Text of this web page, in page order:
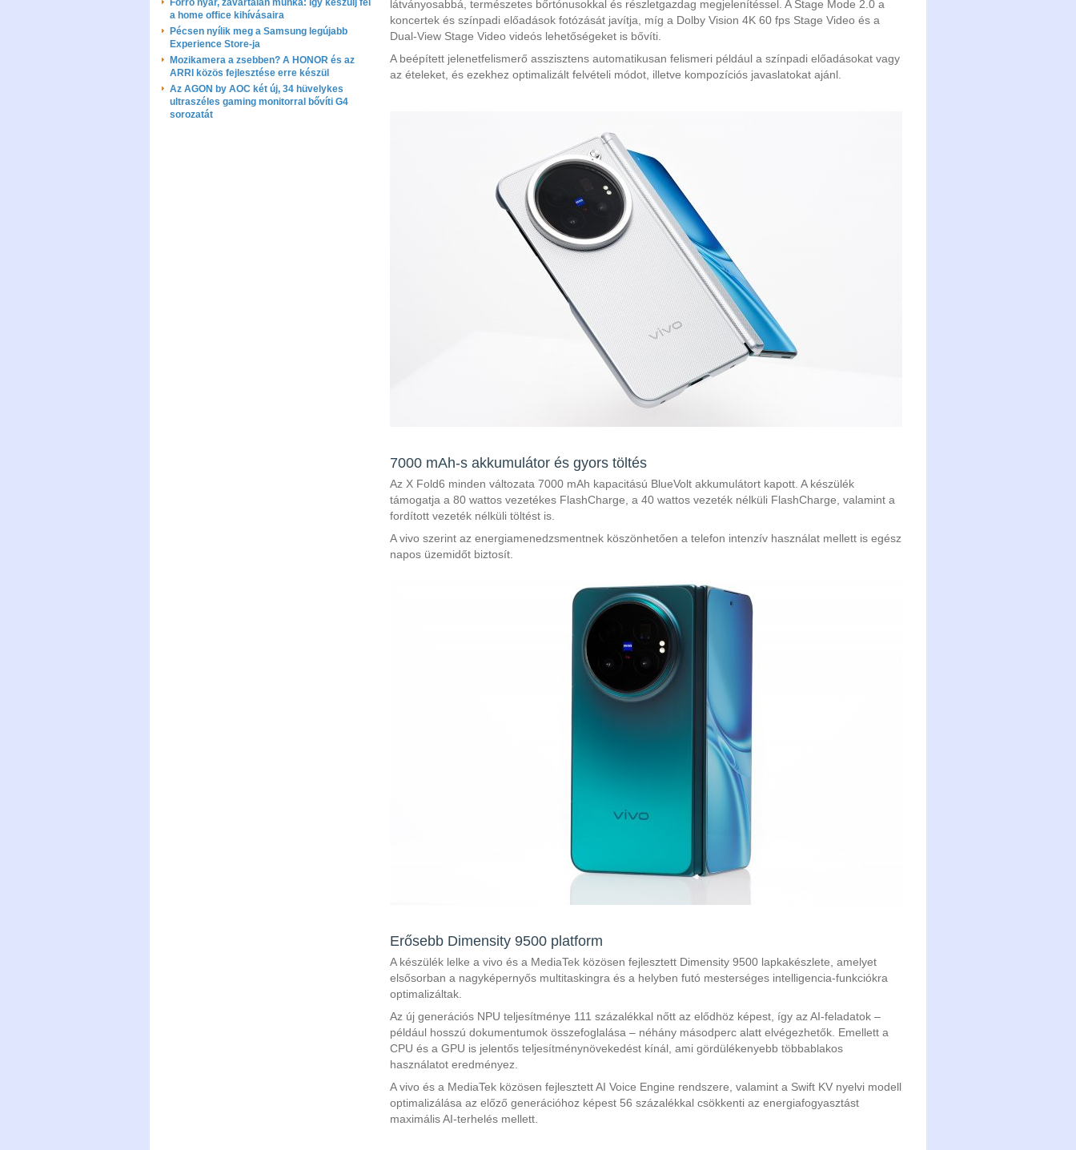
Forró nyár, zavartalan munka: így készülj fel
a home office kihívásaira
Pécsen nyílik meg a Samsung legújabb
Experience Store-ja
Mozikamera a zsebben? A HONOR és az
ARRI közös fejlesztése erre készül
Az AGON by AOC két új, 34 hüvelykes
ultraszéles gaming monitorral bővíti G4
sorozatát
látványosabbá, természetes bőrtónusokkal és részletgazdag megjelenítéssel. A Stage Mode 2.0 a
koncertek és színpadi előadások fotózását javítja, míg a Dolby Vision 4K 60 fps Stage Video és a
Dual-View Stage Video videós lehetőségeket is bővíti.
A beépített jelenetfelismerő asszisztens automatikusan felismeri például a színpadi előadásokat vagy
az ételeket, és ezekhez optimalizált felvételi módot, illetve kompozíciós javaslatokat ajánl.
7000 mAh-s akkumulátor és gyors töltés
Az X Fold6 minden változata 7000 mAh kapacitású BlueVolt akkumulátort kapott. A készülék
támogatja a 80 wattos vezetékes FlashCharge, a 40 wattos vezeték nélküli FlashCharge, valamint a
fordított vezeték nélküli töltést is.
A vivo szerint az energiamenedzsmentnek köszönhetően a telefon intenzív használat mellett is egész
napos üzemidőt biztosít.
Erősebb Dimensity 9500 platform
A készülék lelke a vivo és a MediaTek közösen fejlesztett Dimensity 9500 lapkakészlete, amelyet
elsősorban a nagyképernyős multitaskingra és a helyben futó mesterséges intelligencia-funkciókra
optimalizáltak.
Az új generációs NPU teljesítménye 111 százalékkal nőtt az elődhöz képest, így az AI-feladatok –
például hosszú dokumentumok összefoglalása – néhány másodperc alatt elvégezhetők. Emellett a
CPU és a GPU is jelentős teljesítménynövekedést kínál, ami gördülékenyebb többablakos
használatot eredményez.
A vivo és a MediaTek közösen fejlesztett AI Voice Engine rendszere, valamint a Swift KV nyelvi modell
optimalizálása az előző generációhoz képest 56 százalékkal csökkenti az energiafogyasztást
maximális AI-terhelés mellett.